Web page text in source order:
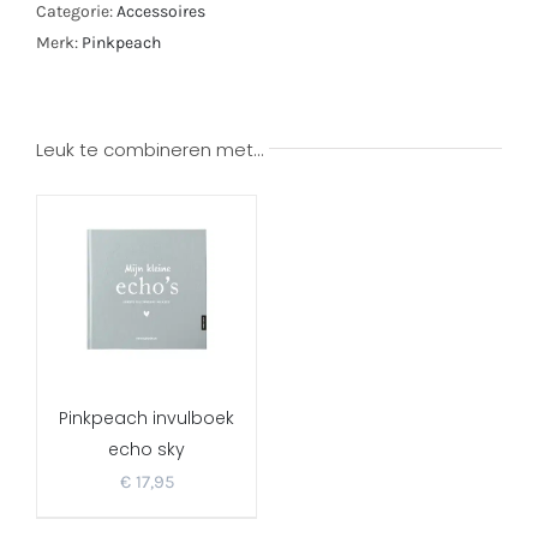
Categorie:Accessoires
Merk: Pinkpeach
Leuk te combineren met…
Pinkpeach invulboek
echo sky
€17,95